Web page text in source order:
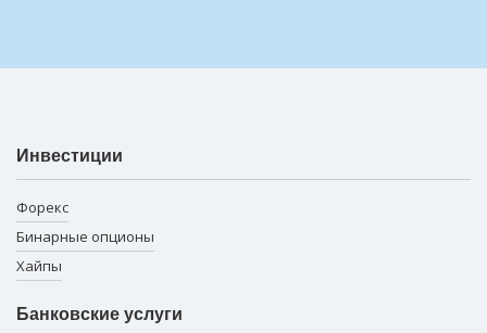
Инвестиции
Форекс
Бинарные опционы
Хайпы
Банковские услуги